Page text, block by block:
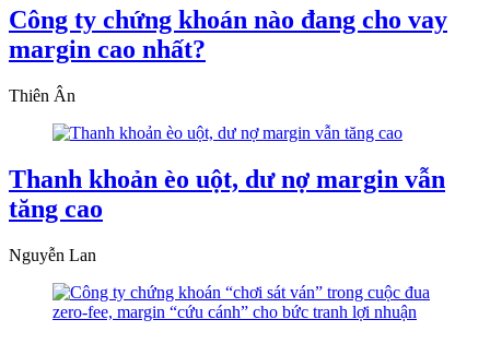
Công ty chứng khoán nào đang cho vay
margin cao nhất?
Thiên Ân
Thanh khoản èo uột, dư nợ margin vẫn
tăng cao
Nguyễn Lan